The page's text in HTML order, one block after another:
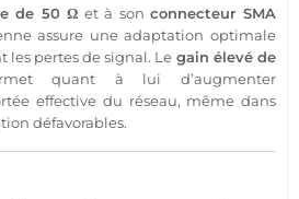
de 50 Ω et à sonconnecteur SMA
assure une adaptation optimale
les pertes de signal. Le gain élevé de
quant à lui d’augmenter
effective du réseau, même dans
défavorables.